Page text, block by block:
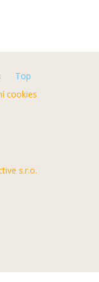
Top
cookies
s.r.o.